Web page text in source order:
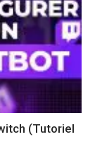
(Tutoriel